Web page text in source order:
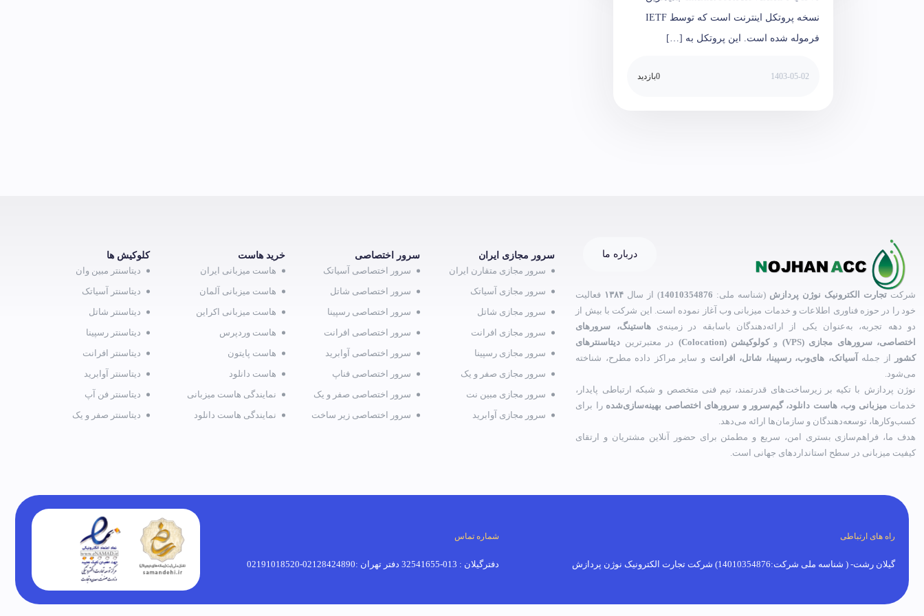
نسخه پروتکل اینترنت است که توسط IETF
فرموله شده است. این پروتکل به […]
1403-05-02
0بازدید
درباره ما
شرکت تجارت الکترونیک نوژن پردازش (شناسه ملی: 14010354876) از سال ۱۳۸۴ فعالیت
خود را در حوزه فناوری اطلاعات و خدمات میزبانی وب آغاز نموده است. این شرکت با بیش از
دو دهه تجربه، به‌عنوان یکی از ارائه‌دهندگان باسابقه در زمینه‌یهاستینگ، سرورهای
اختصاصی، سرورهای مجازی (VPS)
وکولوکیشن (Colocation) در معتبرترین دیتاسنترهای
کشور
از جمله آسیاتک، های‌وب، رسپینا، شاتل، افرانت و سایر مراکز داده مطرح، شناخته
می‌شود.
نوژن پردازش با تکیه بر زیرساخت‌های قدرتمند، تیم فنی متخصص و شبکه ارتباطی پایدار،
خدماتمیزبانی وب، هاست دانلود، گیم‌سرور و سرورهای اختصاصی بهینه‌سازی‌شده را برای
کسب‌وکارها، توسعه‌دهندگان و سازمان‌ها ارائه می‌دهد.
هدف ما، فراهم‌سازی بستری امن، سریع و مطمئن برای حضور آنلاین مشتریان و ارتقای
کیفیت میزبانی در سطح استانداردهای جهانی است.
سرور مجازی ایران
سرور مجازی متقارن ایران
سرور مجازی آسیاتک
سرور مجازی شاتل
سرور مجازی افرانت
سرور مجازی رسپینا
سرور مجازی صفر و یک
سرور مجازی مبین نت
سرور مجازی آوابرید
سرور اختصاصی
سرور اختصاصی آسیاتک
سرور اختصاصی شاتل
سرور اختصاصی رسپینا
سرور اختصاصی افرانت
سرور اختصاصی آوابرید
سرور اختصاصی فناپ
سرور اختصاصی صفر و یک
سرور اختصاصی زیر ساخت
خرید هاست
هاست میزبانی ایران
هاست میزبانی آلمان
هاست میزبانی اکراین
هاست وردپرس
هاست پایتون
هاست دانلود
نمایندگی هاست میزبانی
نمایندگی هاست دانلود
کلوکیش ها
دیتاسنتر مبین وان
دیتاسنتر آسیاتک
دیتاسنتر شاتل
دیتاسنتر رسپینا
دیتاسنتر افرانت
دیتاسنتر آوابرید
دیتاسنتر فن آپ
دیتاسنتر صفر و یک
راه های ارتباطی
گیلان رشت- ( شناسه ملی شرکت:14010354876) شرکت تجارت الکترونیک نوژن پردازش
شماره تماس
دفترگیلان : 013-32541655 دفتر تهران :02128424890-02191018520